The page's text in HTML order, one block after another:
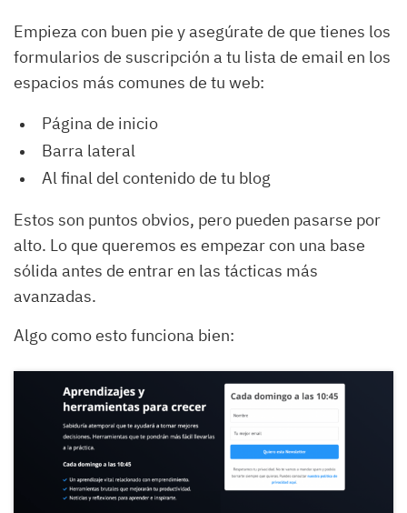
Empieza con buen pie y asegúrate de que tienes los
formularios de suscripción a tu lista de email en los
espacios más comunes de tu web:
Página de inicio
Barra lateral
Al final del contenido de tu blog
Estos son puntos obvios, pero pueden pasarse por
alto. Lo que queremos es empezar con una base
sólida antes de entrar en las tácticas más
avanzadas.
Algo como esto funciona bien: